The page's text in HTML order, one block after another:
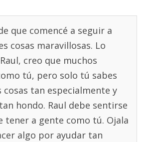
que comencé a seguir a
cosas maravillosas. Lo
creo que muchos
tú, pero solo tú sabes
cosas tan especialmente y
hondo. Raul debe sentirse
tener a gente como tú. Ojala
algo por ayudar tan